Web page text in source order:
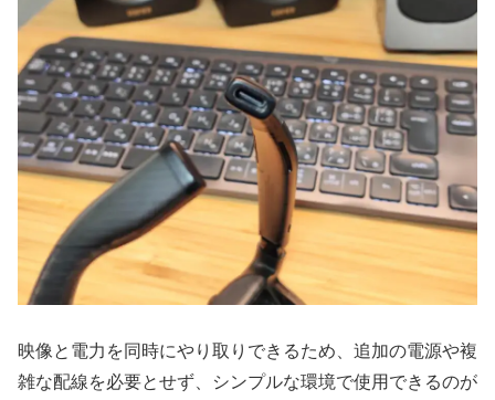
映像と電力を同時にやり取りできるため、追加の電源や複
雑な配線を必要とせず、シンプルな環境で使用できるのが